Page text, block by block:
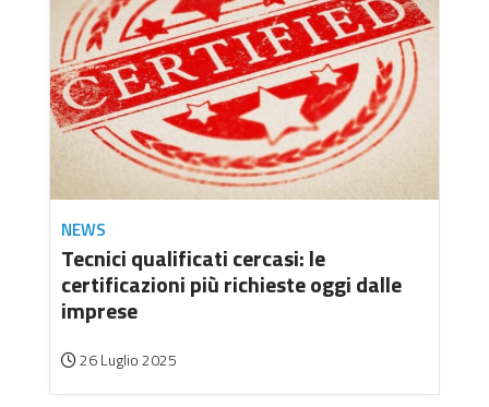
NEWS
Tecnici qualificati cercasi: le
certificazioni più richieste oggi dalle
imprese
26 Luglio 2025